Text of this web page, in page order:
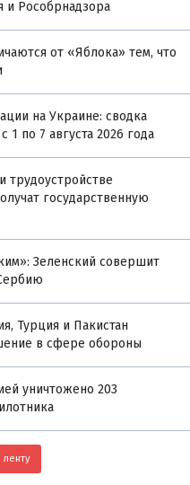
Рособрнадзора
от «Яблока» тем, что
на Украине: сводка
по 7 августа 2026 года
трудоустройстве
государственную
Зеленский совершит
Турция и Пакистан
в сфере обороны
уничтожено 203